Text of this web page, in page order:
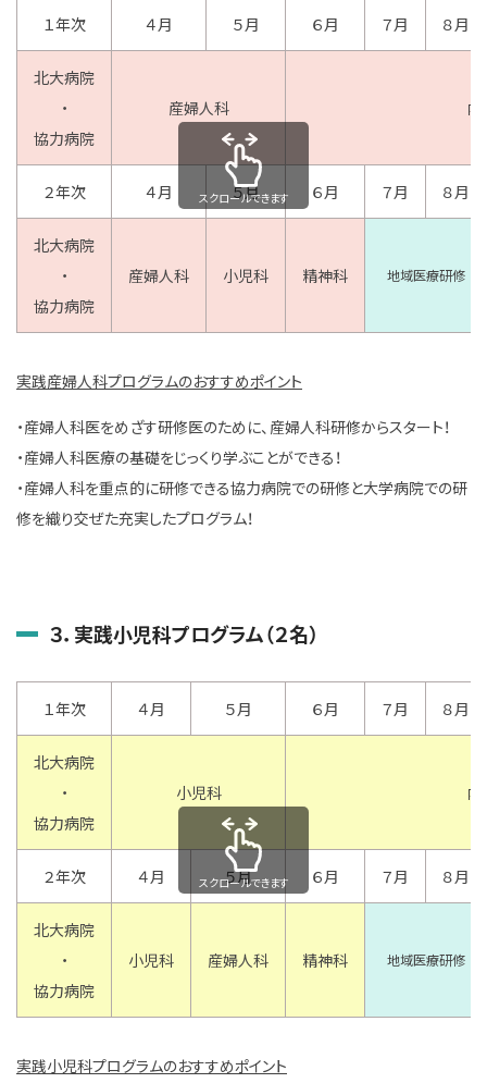
１年次 ４月 ５月 ６月 ７月 ８月
北大病院
・
協力病院
産婦人科 内
２年次 ４月 ５月 ６月 ７月 ８月
北大病院
・
協力病院
産婦人科 小児科 精神科 地域医療研修
スクロールできます
実践産婦人科プログラムのおすすめポイント
・産婦人科医をめざす研修医のために、産婦人科研修からスタート！
・産婦人科医療の基礎をじっくり学ぶことができる！
・産婦人科を重点的に研修できる協力病院での研修と大学病院での研
修を織り交ぜた充実したプログラム！
３．実践小児科プログラム（２名）
１年次 ４月 ５月 ６月 ７月 ８月
北大病院
・
協力病院
小児科 内
２年次 ４月 ５月 ６月 ７月 ８月
北大病院
・
協力病院
小児科 産婦人科 精神科 地域医療研修
スクロールできます
実践小児科プログラムのおすすめポイント